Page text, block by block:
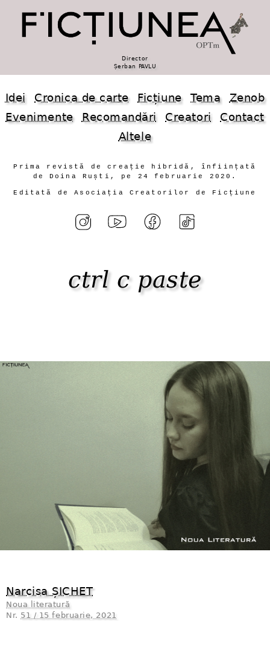
Director
Șerban PAVLU
Idei Cronica de carte Ficțiune Tema
Zenob
Evenimente
Recomandări Creatori
Contact
Altele
Prima revistă de creație hibridă, înființată
de Doina Ruști, pe 24 februarie 2020.
Editată de Asociația Creatorilor de Ficțiune
ctrl c paste
Narcisa ȘICHET
Noua literatură
Nr. 51 / 15 februarie, 2021